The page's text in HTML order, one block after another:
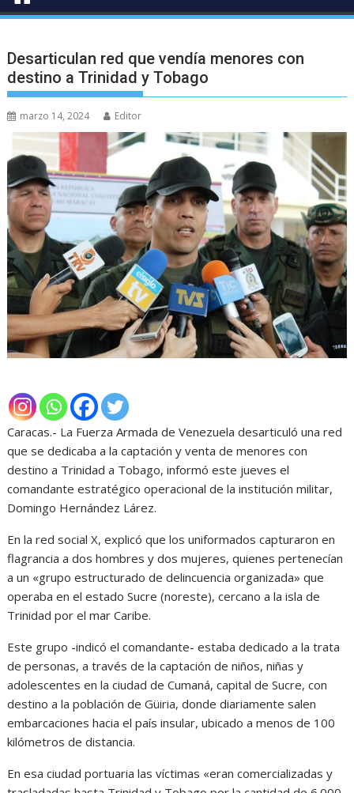
Desarticulan red que vendía menores con
destino a Trinidad y Tobago
marzo 14, 2024 Editor
Caracas.- La Fuerza Armada de Venezuela desarticuló una red
que se dedicaba a la captación y venta de menores con
destino a Trinidad a Tobago, informó este jueves el
comandante estratégico operacional de la institución militar,
Domingo Hernández Lárez.
En la red social X, explicó que los uniformados capturaron en
flagrancia a dos hombres y dos mujeres, quienes pertenecían
a un «grupo estructurado de delincuencia organizada» que
operaba en el estado Sucre (noreste), cercano a la isla de
Trinidad por el mar Caribe.
Este grupo -indicó el comandante- estaba dedicado a la trata
de personas, a través de la captación de niños, niñas y
adolescentes en la ciudad de Cumaná, capital de Sucre, con
destino a la población de Güiria, donde diariamente salen
embarcaciones hacia el país insular, ubicado a menos de 100
kilómetros de distancia.
En esa ciudad portuaria las víctimas «eran comercializadas y